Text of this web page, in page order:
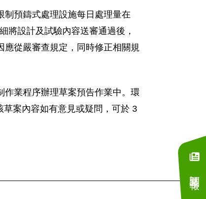
預鑄式處理設施每日處理量在
將設計及試驗內容送審通過後，
從嚴審查規定，同時修正相關規
業程序辦理草案預告作業中。環
案內容如有意見或疑問，可於 3